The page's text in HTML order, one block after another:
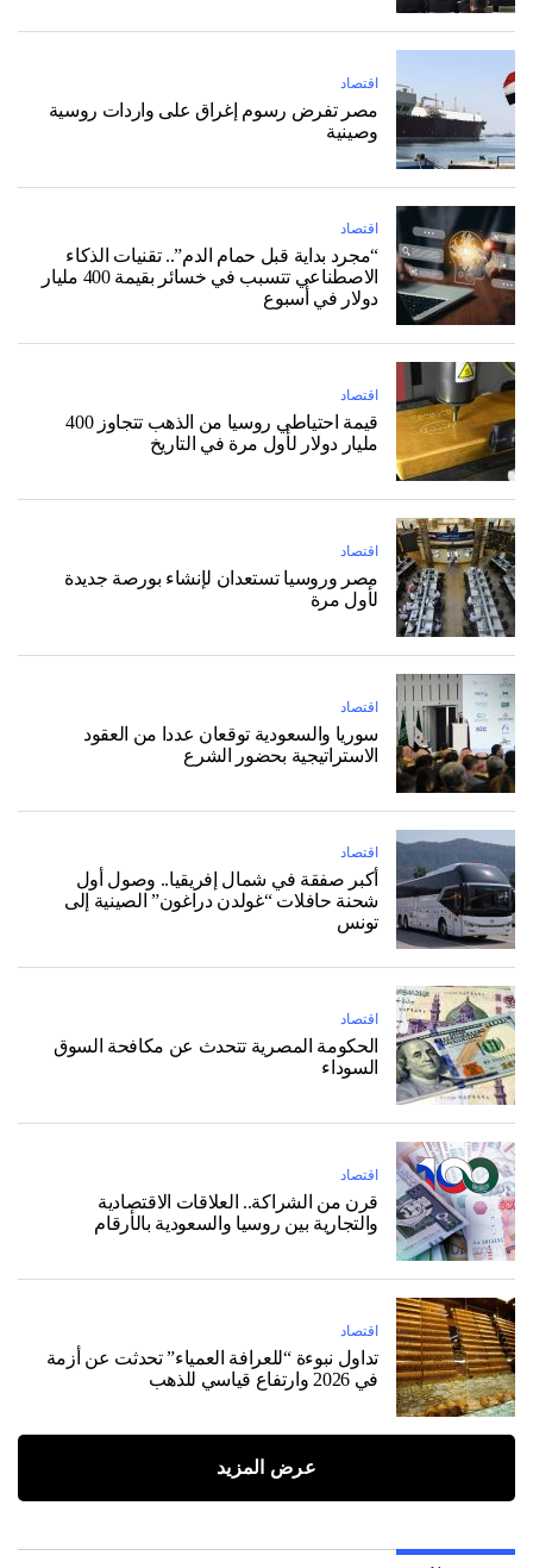
اقتصاد
مصر تفرض رسوم إغراق على واردات روسية
وصينية
اقتصاد
“مجرد بداية قبل حمام الدم”.. تقنيات الذكاء
الاصطناعي تتسبب في خسائر بقيمة 400 مليار
دولار في أسبوع
اقتصاد
قيمة احتياطي روسيا من الذهب تتجاوز 400
مليار دولار لأول مرة في التاريخ
اقتصاد
مصر وروسيا تستعدان لإنشاء بورصة جديدة
لأول مرة
اقتصاد
سوريا والسعودية توقعان عددا من العقود
الاستراتيجية بحضور الشرع
اقتصاد
أكبر صفقة في شمال إفريقيا.. وصول أول
شحنة حافلات “غولدن دراغون” الصينية إلى
تونس
اقتصاد
الحكومة المصرية تتحدث عن مكافحة السوق
السوداء
اقتصاد
قرن من الشراكة.. العلاقات الاقتصادية
والتجارية بين روسيا والسعودية بالأرقام
اقتصاد
تداول نبوءة “للعرافة العمياء” تحدثت عن أزمة
في 2026 وارتفاع قياسي للذهب
عرض المزيد